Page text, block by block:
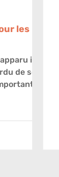
les
il y a
de son
à